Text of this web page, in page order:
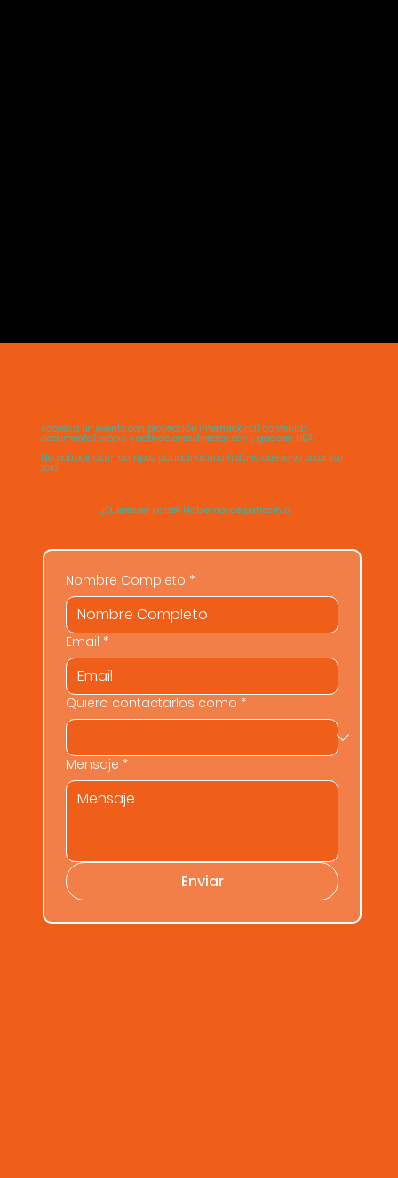
Acceso a un evento con proyección internacional,contenido
documental propio y activaciones directas con jugadores NBA.
No patrocinás un campus: patrocinás una historia que se va a contar
sola.
¿Quieres ser parte? Hablemos de patrocinio.
Nombre Completo *
Email *
Quiero contactarlos como *
Mensaje *
Enviar